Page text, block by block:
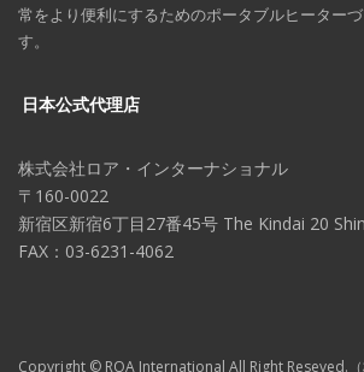
常をより便利にするためのポータブルヒーター
す。
日本公式代理店
株式会社ロア・インターナショナル
〒160-0022
新宿区新宿6丁目27番45号 The Kindai 20
FAX：03-6231-4062
Copyright © ROA International All Right Reseved.